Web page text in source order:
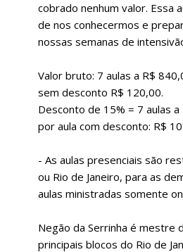
cobrado nenhum valor. Essa
de nos conhecermos e
nossas semanas de
Valor bruto: 7 aulas a R$
sem desconto R$ 120,00.
Desconto de 15% = 7 aulas
por aula com desconto: R$
- As aulas presenciais são
ou Rio de Janeiro, para as
aulas ministradas somente
Negão da Serrinha é mestre
principais blocos do Rio de